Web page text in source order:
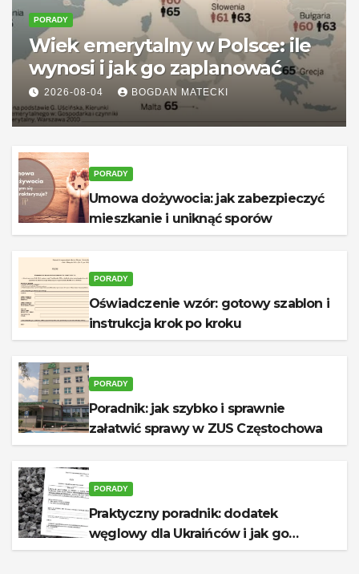
PORADY
Wiek emerytalny w Polsce: ile
wynosi i jak go zaplanować
2026-08-04 BOGDAN MATECKI
PORADY
Umowa dożywocia: jak zabezpieczyć
mieszkanie i uniknąć sporów
PORADY
Oświadczenie wzór: gotowy szablon i
instrukcja krok po kroku
PORADY
Poradnik: jak szybko i sprawnie
załatwić sprawy w ZUS Częstochowa
PORADY
Praktyczny poradnik: dodatek
węglowy dla Ukraińców i jak go
otrzymać